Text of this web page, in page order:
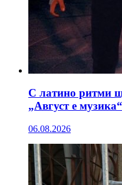
С латино ритми
„Август е
06.08.2026